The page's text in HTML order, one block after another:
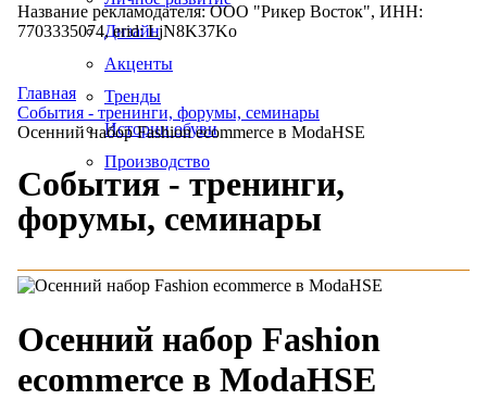
Дизайн
Акценты
Тренды
Истории обуви
Производство
Название рекламодателя: ООО "Рикер Восток", ИНН:
7703335074, erid: LjN8K37Ko
Главная
События - тренинги, форумы, семинары
Осенний набор Fashion ecommerce в ModaHSE
События - тренинги,
форумы, семинары
Осенний набор Fashion
ecommerce в ModaHSE